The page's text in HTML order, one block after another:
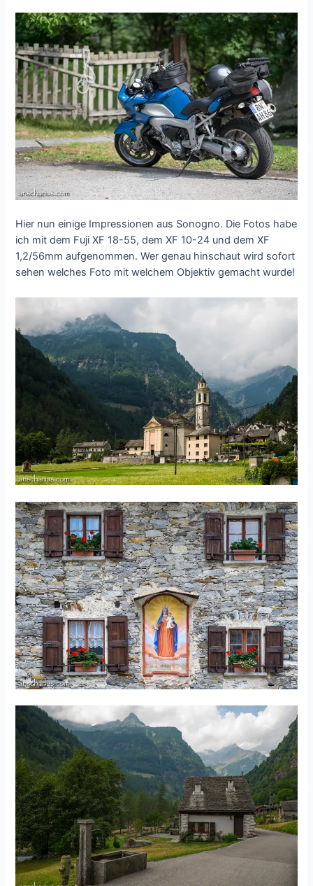
Hier nun einige Impressionen aus Sonogno. Die Fotos habe
ich mit dem Fuji XF 18-55, dem XF 10-24 und dem XF
1,2/56mm aufgenommen. Wer genau hinschaut wird sofort
sehen welches Foto mit welchem Objektiv gemacht wurde!